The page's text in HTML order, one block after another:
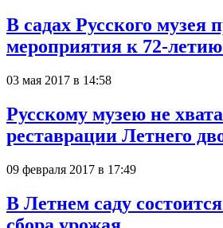
В садах Русского музея
мероприятия к 72-
03 мая 2017 в 14:58
Русскому музею не
реставрации Летнего
09 февраля 2017 в 17:49
В Летнем саду